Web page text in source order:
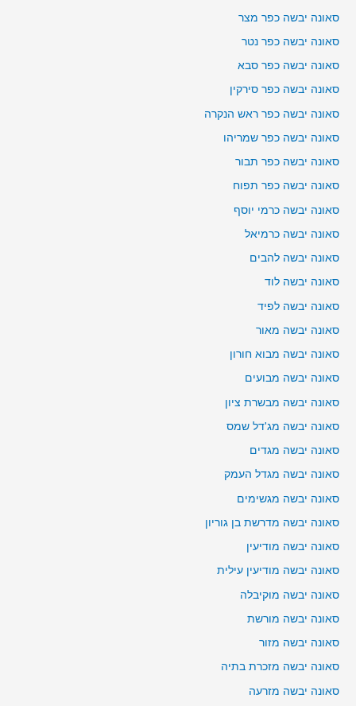
סאונה יבשה כפר מצר
סאונה יבשה כפר נטר
סאונה יבשה כפר סבא
סאונה יבשה כפר סירקין
סאונה יבשה כפר ראש הנקרה
סאונה יבשה כפר שמריהו
סאונה יבשה כפר תבור
סאונה יבשה כפר תפוח
סאונה יבשה כרמי יוסף
סאונה יבשה כרמיאל
סאונה יבשה להבים
סאונה יבשה לוד
סאונה יבשה לפיד
סאונה יבשה מאור
סאונה יבשה מבוא חורון
סאונה יבשה מבועים
סאונה יבשה מבשרת ציון
סאונה יבשה מג'דל שמס
סאונה יבשה מגדים
סאונה יבשה מגדל העמק
סאונה יבשה מגשימים
סאונה יבשה מדרשת בן גוריון
סאונה יבשה מודיעין
סאונה יבשה מודיעין עילית
סאונה יבשה מוקיבלה
סאונה יבשה מורשת
סאונה יבשה מזור
סאונה יבשה מזכרת בתיה
סאונה יבשה מזרעה